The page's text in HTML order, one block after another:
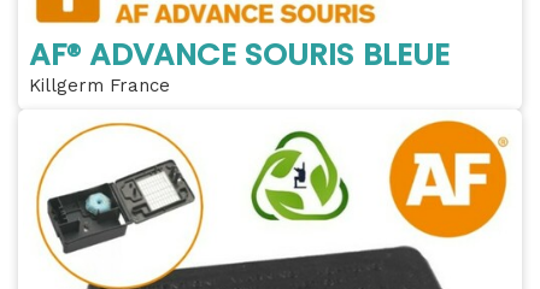
AF® ADVANCE SOURIS BLEUE
Killgerm France